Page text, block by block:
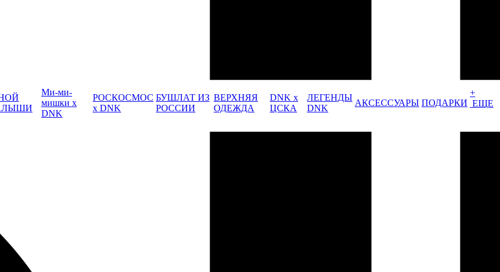
Ми-ми-
мишки x
DNK
РОСКОСМОС
x DNK
БУШЛАТ ИЗ
РОССИИ
ВЕРХНЯЯ
ОДЕЖДА
DNK x
ЦСКА
ЛЕГЕНДЫ
DNK
АКСЕССУАРЫ ПОДАРКИ
+
ЕЩЕ